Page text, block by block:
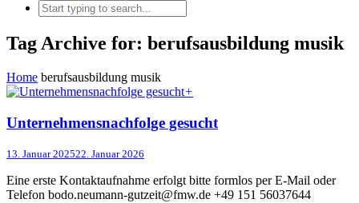
Tag Archive for: berufsausbildung musik
Home berufsausbildung musik
+
Unternehmensnachfolge gesucht
13. Januar 202522. Januar 2026
Eine erste Kontaktaufnahme erfolgt bitte formlos per E-Mail oder
Telefon bodo.neumann-gutzeit@fmw.de +49 151 56037644